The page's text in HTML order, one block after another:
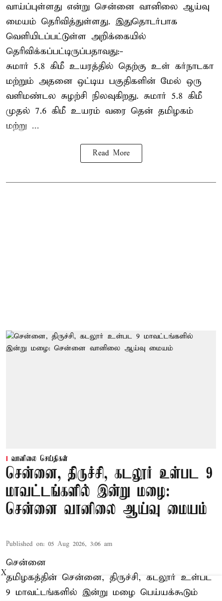
வாய்ப்புள்ளது என்று சென்னை வானிலை ஆய்வு
மையம் தெரிவித்துள்ளது. இதுதொடர்பாக
வெளியிடப்பட்டுள்ள அறிக்கையில்
தெரிவிக்கப்பட்டிருப்பதாவது:-
சுமார் 5.8 கிமீ உயரத்தில் தெற்கு உள் கர்நாடகா
மற்றும் அதனை ஒட்டிய பகுதிகளின் மேல் ஒரு
வளிமண்டல சுழற்சி நிலவுகிறது. சுமார் 5.8 கிமீ
முதல் 7.6 கிமீ உயரம் வரை தென் தமிழகம்
மற்று ...
Read More
வானிலை செய்திகள்
சென்னை, திருச்சி, கடலூர் உள்பட 9
மாவட்டங்களில் இன்று மழை:
சென்னை வானிலை ஆய்வு மையம்
Published on: 05 Aug 2026, 3:06 am
சென்னை
தமிழகத்தின் சென்னை, திருச்சி, கடலூர் உள்பட
9 மாவட்டங்களில் இன்று மழை பெய்யக்கூடும்
X